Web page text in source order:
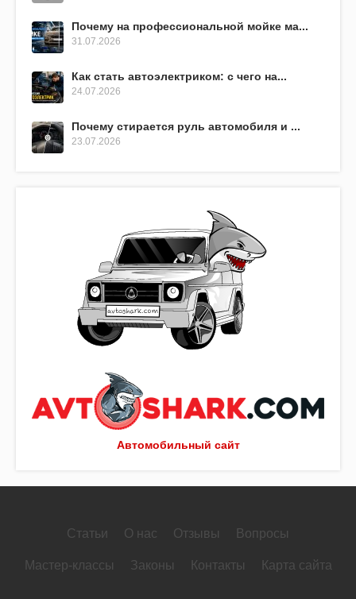
Автомобильный сайт
Почему на профессиональной мойке ма...
31.07.2026
Как стать автоэлектриком: с чего на...
24.07.2026
Почему стирается руль автомобиля и ...
23.07.2026
Статьи О нас Отзывы Вопросы
Мастер-классы Законы Контакты Карта сайта